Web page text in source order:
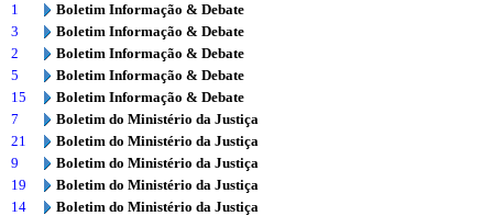
1
Boletim Informação & Debate
3
Boletim Informação & Debate
2
Boletim Informação & Debate
5
Boletim Informação & Debate
15
Boletim Informação & Debate
7
Boletim do Ministério da Justiça
21
Boletim do Ministério da Justiça
9
Boletim do Ministério da Justiça
19
Boletim do Ministério da Justiça
14
Boletim do Ministério da Justiça